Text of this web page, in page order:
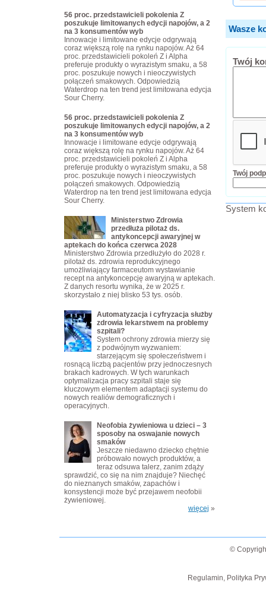
Wasze
Twój
Twój
System
56 proc. przedstawicieli pokolenia Z
poszukuje limitowanych edycji napojów, a 2
na 3 konsumentów wyb
Innowacje i limitowane edycje odgrywają
coraz większą rolę na rynku napojów. Aż 64
proc. przedstawicieli pokoleń Z i Alpha
preferuje produkty o wyrazistym smaku, a 58
proc. poszukuje nowych i nieoczywistych
połączeń smakowych. Odpowiedzią
Waterdrop na ten trend jest limitowana edycja
Sour Cherry.
56 proc. przedstawicieli pokolenia Z
poszukuje limitowanych edycji napojów, a 2
na 3 konsumentów wyb
Innowacje i limitowane edycje odgrywają
coraz większą rolę na rynku napojów. Aż 64
proc. przedstawicieli pokoleń Z i Alpha
preferuje produkty o wyrazistym smaku, a 58
proc. poszukuje nowych i nieoczywistych
połączeń smakowych. Odpowiedzią
Waterdrop na ten trend jest limitowana edycja
Sour Cherry.
Ministerstwo Zdrowia
przedłuża pilotaż ds.
antykoncepcji awaryjnej w
aptekach do końca czerwca 2028
Ministerstwo Zdrowia przedłużyło do 2028 r.
pilotaż ds. zdrowia reprodukcyjnego
umożliwiający farmaceutom wystawianie
recept na antykoncepcję awaryjną w aptekach.
Z danych resortu wynika, że w 2025 r.
skorzystało z niej blisko 53 tys. osób.
Automatyzacja i cyfryzacja służby
zdrowia lekarstwem na problemy
szpitali?
System ochrony zdrowia mierzy się
z podwójnym wyzwaniem:
starzejącym się społeczeństwem i
rosnącą liczbą pacjentów przy jednoczesnych
brakach kadrowych. W tych warunkach
optymalizacja pracy szpitali staje się
kluczowym elementem adaptacji systemu do
nowych realiów demograficznych i
operacyjnych.
Neofobia żywieniowa u dzieci – 3
sposoby na oswajanie nowych
smaków
Jeszcze niedawno dziecko chętnie
próbowało nowych produktów, a
teraz odsuwa talerz, zanim zdąży
sprawdzić, co się na nim znajduje? Niechęć
do nieznanych smaków, zapachów i
konsystencji może być przejawem neofobii
żywieniowej.
więcej »
©
Regulamin, Polityka